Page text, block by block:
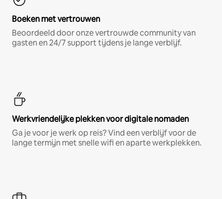
Boeken met vertrouwen
Beoordeeld door onze vertrouwde community van
gasten en 24/7 support tijdens je lange verblijf.
Werkvriendelijke plekken voor digitale nomaden
Ga je voor je werk op reis? Vind een verblijf voor de
lange termijn met snelle wifi en aparte werkplekken.